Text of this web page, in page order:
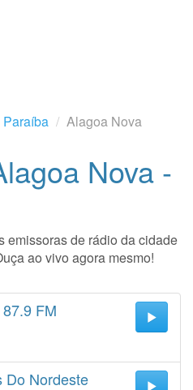
Paraíba Alagoa Nova
Nova -
emissoras de rádio da cidade
ao vivo agora mesmo!
FM
Do Nordeste